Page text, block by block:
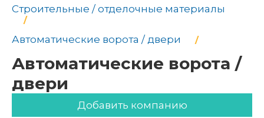
Строительные / отделочные материалы
Автоматические ворота / двери
Автоматические ворота /
двери
Добавить компанию